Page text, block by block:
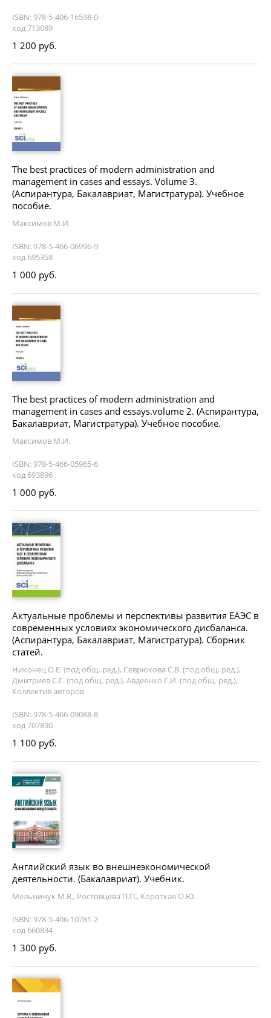
ISBN: 978-5-406-16598-0
код 713089
1 200 руб.
The best practices of modern administration and
management in cases and essays. Volume 3.
(Аспирантура, Бакалавриат, Магистратура). Учебное
пособие.
Максимов М.И.
ISBN: 978-5-466-06996-9
код 695358
1 000 руб.
The best practices of modern administration and
management in cases and essays.volume 2. (Аспирантура,
Бакалавриат, Магистратура). Учебное пособие.
Максимов М.И.
ISBN: 978-5-466-05965-6
код 693896
1 000 руб.
Актуальные проблемы и перспективы развития ЕАЭС в
современных условиях экономического дисбаланса.
(Аспирантура, Бакалавриат, Магистратура). Сборник
статей.
Никонец О.Е. (под общ. ред.), Севрюкова С.В. (под общ. ред.),
Дмитриев С.Г. (под общ. ред.), Авдеенко Г.И. (под общ. ред.),
Коллектив авторов
ISBN: 978-5-466-09088-8
код 707890
1 100 руб.
Английский язык во внешнеэкономической
деятельности. (Бакалавриат). Учебник.
Мельничук М.В., Ростовцева П.П., Короткая О.Ю.
ISBN: 978-5-406-10781-2
код 660834
1 300 руб.